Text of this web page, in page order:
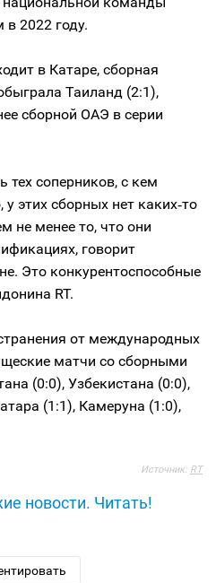
2022 году.
в Катаре, сборная
Таиланд (2:1),
сборной ОАЭ в серии
тех соперников, с кем
этих сборных нет каких‑то
не менее то, что они
говорит
Это конкурентоспособные
RT.
от международных
матчи со сборными
(0:0), Узбекистана (0:0),
(1:1), Камеруна (1:0),
Источник: RT
новости. Читать!